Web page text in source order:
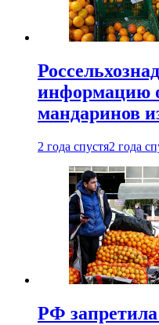
информацию
мандаринов
2 года спустя2 года
РФ